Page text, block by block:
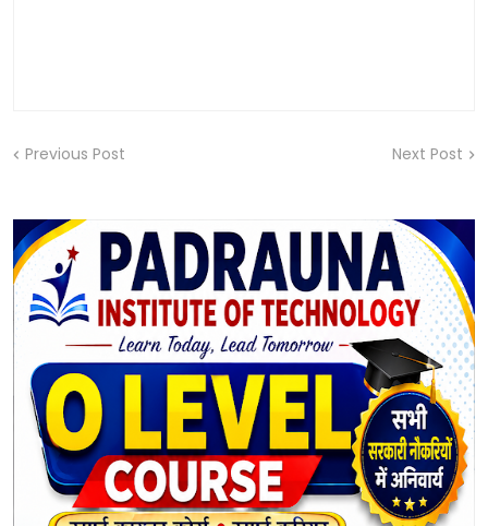
Previous Post Next Post